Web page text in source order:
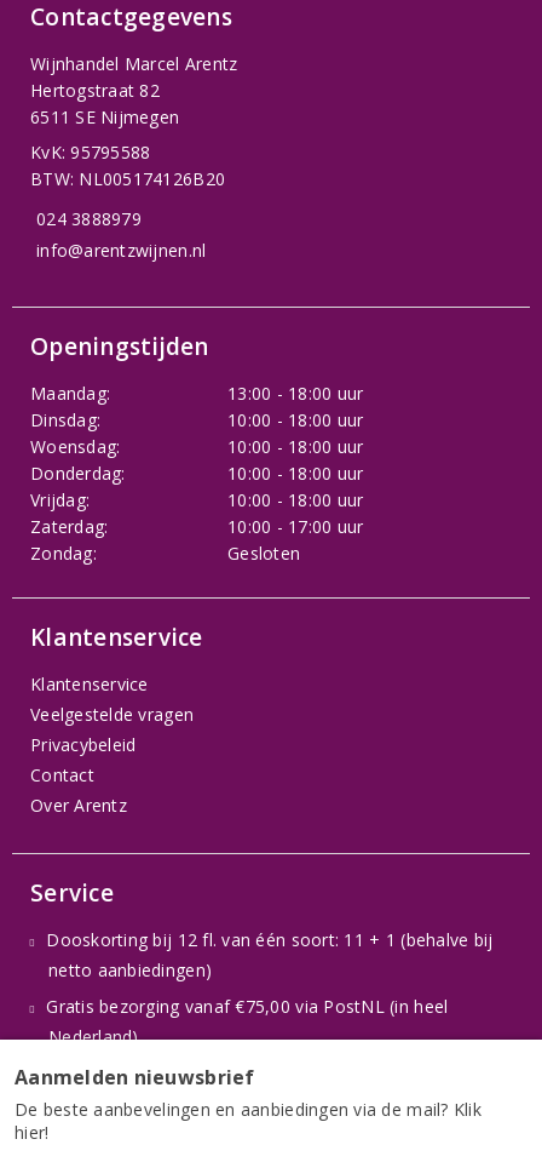
Contactgegevens
Wijnhandel Marcel Arentz
Hertogstraat 82
6511 SE Nijmegen
KvK: 95795588
BTW: NL005174126B20
024 3888979
info@arentzwijnen.nl
Openingstijden
Maandag:
13:00 - 18:00 uur
Dinsdag:
10:00 - 18:00 uur
Woensdag:
10:00 - 18:00 uur
Donderdag:
10:00 - 18:00 uur
Vrijdag:
10:00 - 18:00 uur
Zaterdag:
10:00 - 17:00 uur
Zondag:
Gesloten
Klantenservice
Klantenservice
Veelgestelde vragen
Privacybeleid
Contact
Over Arentz
Service
Dooskorting bij 12 fl. van één soort: 11 + 1 (behalve bij
netto aanbiedingen)
Gratis bezorging vanaf €75,00 via PostNL (in heel
Nederland)
Veilig betalen via iDeal
Specialist in wijngeschenken
Aanmelden nieuwsbrief
De beste aanbevelingen en aanbiedingen via de mail? Klik
hier!